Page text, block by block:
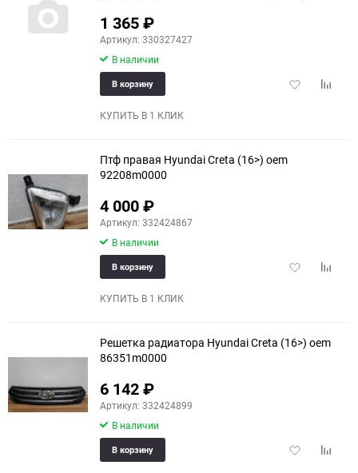
1 365₽
Артикул: 330327427
В наличии
Добавить
В корзину
КУПИТЬ В 1 КЛИК
Птф правая Hyundai Creta (16>) oem
92208m0000
4 000₽
Артикул: 332424867
В наличии
Добавить
В корзину
КУПИТЬ В 1 КЛИК
Решетка радиатора Hyundai Creta (16>) oem
86351m0000
6 142₽
Артикул: 332424899
В наличии
Добавить
В корзину